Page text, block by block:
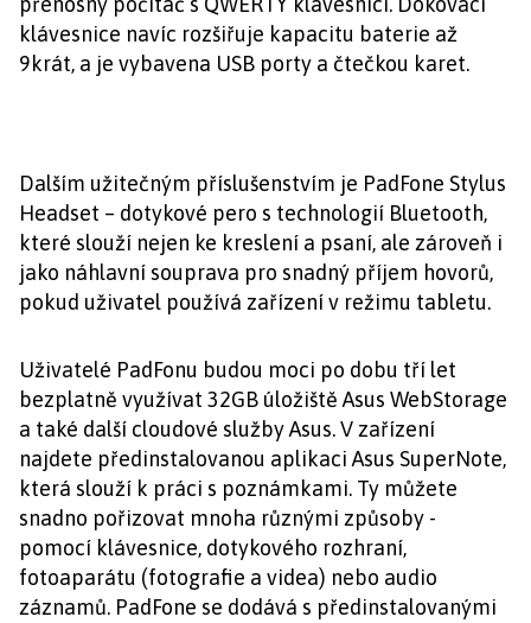
klávesnice navíc rozšiřuje kapacitu baterie až
9krát, a je vybavena USB porty a čtečkou karet.
Dalším užitečným příslušenstvím je PadFone Stylus
Headset – dotykové pero s technologií Bluetooth,
které slouží nejen ke kreslení a psaní, ale zároveň i
jako náhlavní souprava pro snadný příjem hovorů,
pokud uživatel používá zařízení v režimu tabletu.
Uživatelé PadFonu budou moci po dobu tří let
bezplatně využívat 32GB úložiště Asus WebStorage
a také další cloudové služby Asus. V zařízení
najdete předinstalovanou aplikaci Asus SuperNote,
která slouží k práci s poznámkami. Ty můžete
snadno pořizovat mnoha různými způsoby -
pomocí klávesnice, dotykového rozhraní,
fotoaparátu (fotografie a videa) nebo audio
záznamů. PadFone se dodává s předinstalovanými